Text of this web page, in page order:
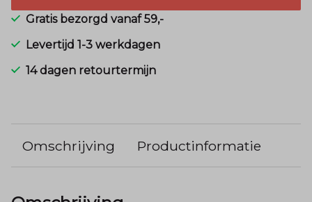
Gratis bezorgd vanaf 59,-
Levertijd 1-3 werkdagen
14 dagen retourtermijn
Omschrijving Productinformatie